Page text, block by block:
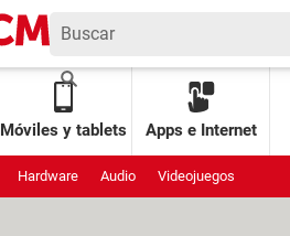
Móviles y tablets Apps e Internet
Hardware Audio Videojuegos